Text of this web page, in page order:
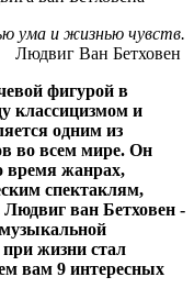
ума и жизнью чувств.
Людвиг Ван Бетховен
фигурой в
классицизмом и
одним из
во всем мире. Он
время жанрах,
спектаклям,
Людвиг ван Бетховен -
жизни стал
вам 9 интересных